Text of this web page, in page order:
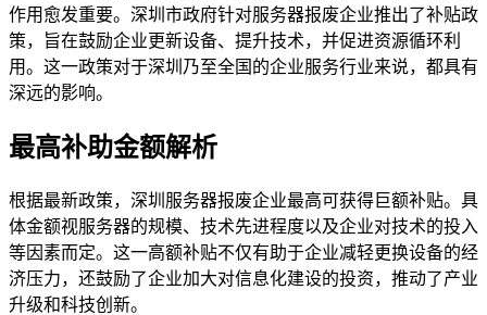
作用愈发重要。深圳市政府针对服务器报废企业推出了补贴政
策，旨在鼓励企业更新设备、提升技术，并促进资源循环利
用。这一政策对于深圳乃至全国的企业服务行业来说，都具有
深远的影响。
最高补助金额解析
根据最新政策，深圳服务器报废企业最高可获得巨额补贴。具
体金额视服务器的规模、技术先进程度以及企业对技术的投入
等因素而定。这一高额补贴不仅有助于企业减轻更换设备的经
济压力，还鼓励了企业加大对信息化建设的投资，推动了产业
升级和科技创新。